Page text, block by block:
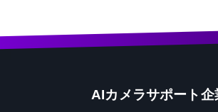
AIカメラサポート企